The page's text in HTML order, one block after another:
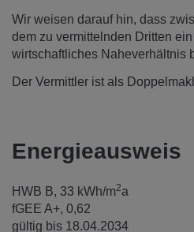
Wir weisen darauf hin, dass
dem zu vermittelnden Dritten
wirtschaftliches Naheverhältnis
Der Vermittler ist als
Energieausweis
HWB B, 33 kWh/m2a
fGEE A+, 0,62
gültig bis 18.04.2034